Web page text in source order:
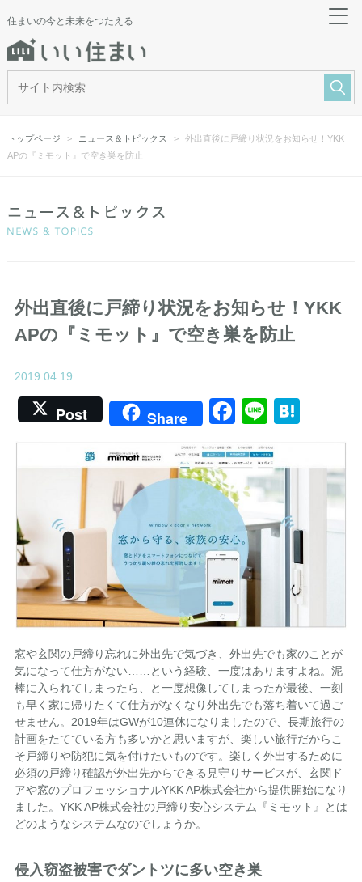
住まいの今と未来をつたえる
トップページ ニュース＆トピックス
外出直後に戸締り状況をお知らせ！YKK
APの『ミモット』で空き巣を防止
外出直後に戸締り状況をお知らせ！YKK
APの『ミモット』で空き巣を防止
2019.04.19
Post Share Facebook
Line
窓や玄関の戸締り忘れに外出先で気づき、外出先でも家のことが
気になって仕方がない……という経験、一度はありますよね。泥
棒に入られてしまったら、と一度想像してしまったが最後、一刻
も早く家に帰りたくて仕方がなくなり外出先でも落ち着いて過ご
せません。2019年はGWが10連休になりましたので、長期旅行の
計画をたてている方も多いかと思いますが、楽しい旅行だからこ
そ戸締りや防犯に気を付けたいものです。楽しく外出するために
必須の戸締り確認が外出先からできる見守りサービスが、玄関ド
アや窓のプロフェッショナルYKK AP株式会社から提供開始になり
ました。YKK AP株式会社の戸締り安心システム『ミモット』とは
どのようなシステムなのでしょうか。
侵入窃盗被害でダントツに多い空き巣